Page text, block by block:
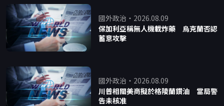
國外政治・2026.08.09
保加利亞稱無人機載炸藥 烏克蘭否認
蓄意攻擊
國外政治・2026.08.09
川普相關美商擬於格陵蘭鑽油 當局警
告未核准